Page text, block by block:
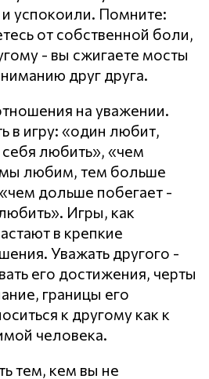
успокоили. Помните:
от собственной боли,
- вы сжигаете мосты
друг друга.
на уважении.
в игру: «один любит,
любить», «чем
любим, тем больше
дольше побегает -
Игры, как
в крепкие
Уважать другого -
его достижения, черты
границы его
к другому как к
человека.
тем, кем вы не